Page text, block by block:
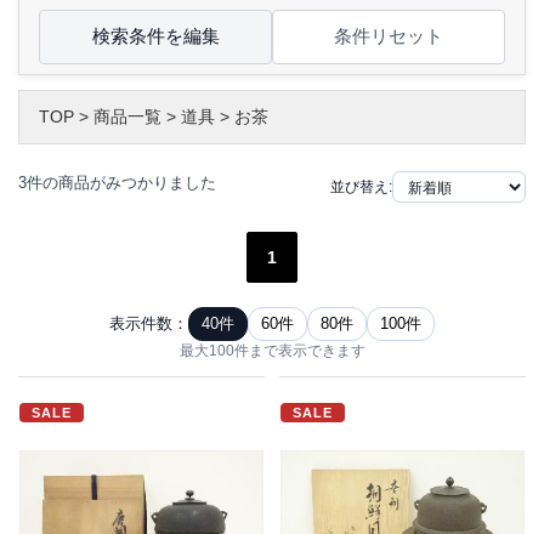
検索条件を編集 条件リセット
TOP > 商品一覧 > 道具 > お茶
3件の商品がみつかりました 並び替え:
1
表示件数： 40件 60件 80件 100件
最大100件まで表示できます
SALE SALE